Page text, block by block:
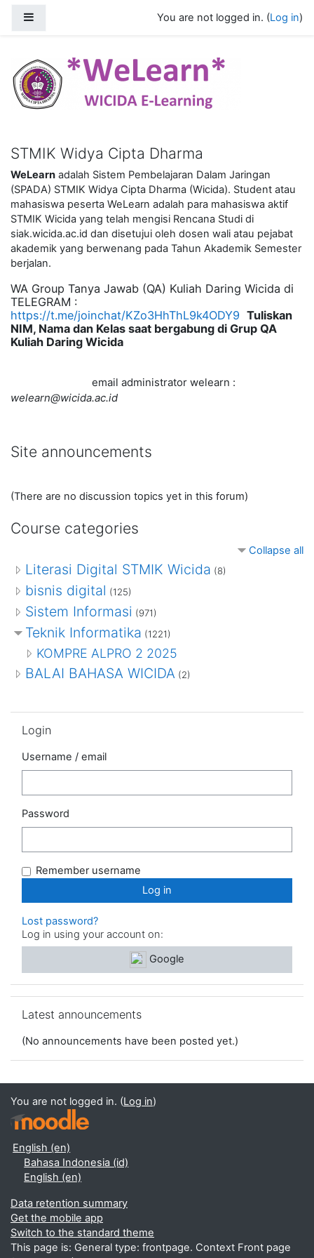
You are not logged in. (Log in)
STMIK Widya Cipta Dharma
WeLearn adalah Sistem Pembelajaran Dalam Jaringan
(SPADA) STMIK Widya Cipta Dharma (Wicida). Student atau
mahasiswa peserta WeLearn adalah para mahasiswa aktif
STMIK Wicida yang telah mengisi Rencana Studi di
siak.wicida.ac.id dan disetujui oleh dosen wali atau pejabat
akademik yang berwenang pada Tahun Akademik Semester
berjalan.
WA Group Tanya Jawab (QA) Kuliah Daring Wicida di
TELEGRAM :
https://t.me/joinchat/KZo3HhThL9k4ODY9 Tuliskan
NIM, Nama dan Kelas saat bergabung di Grup QA
Kuliah Daring Wicida
email administrator welearn :
welearn@wicida.ac.id
Site announcements
(There are no discussion topics yet in this forum)
Course categories
Collapse all
Literasi Digital STMIK Wicida (8)
bisnis digital (125)
Sistem Informasi (971)
Teknik Informatika (1221)
KOMPRE ALPRO 2 2025
BALAI BAHASA WICIDA (2)
Login
Username / email
Password
Remember username
Lost password?
Log in using your account on:
Google
Latest announcements
(No announcements have been posted yet.)
You are not logged in. (Log in)
English ‎(en)‎
Bahasa Indonesia ‎(id)‎
English ‎(en)‎
Data retention summary
Get the mobile app
Switch to the standard theme
This page is: General type: frontpage. Context Front page